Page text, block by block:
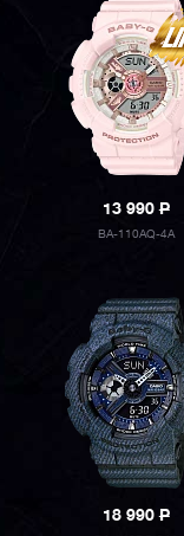
13 990P
BA-110AQ-4A
18 990P